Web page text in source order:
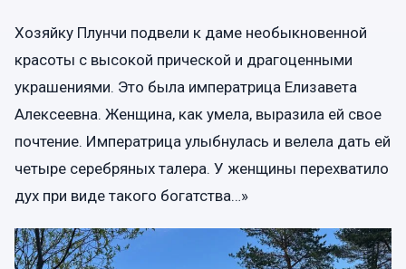
Хозяйку Плунчи подвели к даме необыкновенной
красоты с высокой прической и драгоценными
украшениями. Это была императрица Елизавета
Алексеевна. Женщина, как умела, выразила ей свое
почтение. Императрица улыбнулась и велела дать ей
четыре серебряных талера. У женщины перехватило
дух при виде такого богатства…»